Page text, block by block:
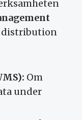
distribution
Om
under